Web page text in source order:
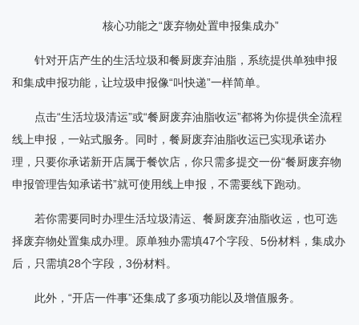
核心功能之“废弃物处置申报集成办”
针对开店产生的生活垃圾和餐厨废弃油脂，系统提供单独申报
和集成申报功能，让垃圾申报像“叫快递”一样简单。
点击“生活垃圾清运”或“餐厨废弃油脂收运”都将为你提供全流程
线上申报，一站式服务。同时，餐厨废弃油脂收运已实现承诺办
理，只要你承诺新开店属于餐饮店，你只需多提交一份“餐厨废弃物
申报管理告知承诺书”就可使用线上申报，不需要线下跑动。
若你需要同时办理生活垃圾清运、餐厨废弃油脂收运，也可选
择废弃物处置集成办理。原单独办需填47个字段、5份材料，集成办
后，只需填28个字段，3份材料。
此外，“开店一件事”还集成了多项功能以及增值服务。